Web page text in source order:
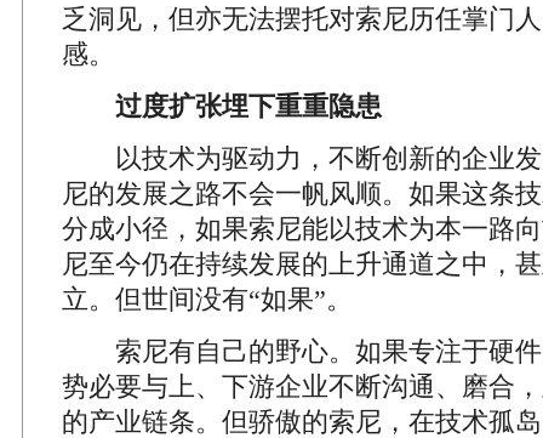
乏洞见，但亦无法摆托对索尼历任掌门
感。
过度扩张埋下重重隐患
以技术为驱动力，不断创新的企业发
尼的发展之路不会一帆风顺。如果这条
分成小径，如果索尼能以技术为本一路
尼至今仍在持续发展的上升通道之中，
立。但世间没有“如果”。
索尼有自己的野心。如果专注于硬件
势必要与上、下游企业不断沟通、磨合
的产业链条。但骄傲的索尼，在技术孤